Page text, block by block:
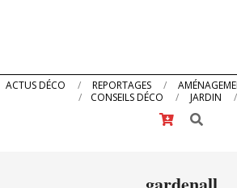
Primary
ACTUS DÉCO REPORTAGES
CONSEILS DÉCO
JARDIN
Search